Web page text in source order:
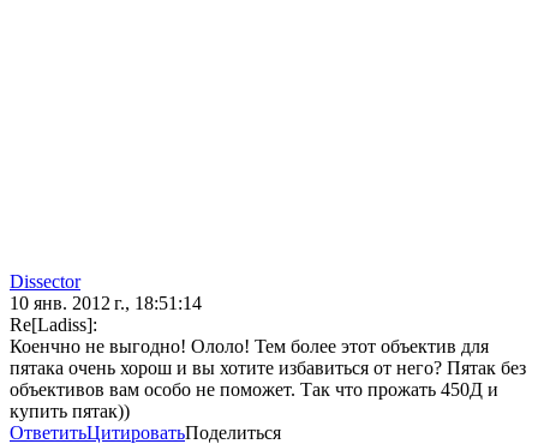
Dissector
10 янв. 2012 г., 18:51:14
Re[Ladiss]:
Коенчно не выгодно! Ололо! Тем более этот объектив для
пятака очень хорош и вы хотите избавиться от него? Пятак без
объективов вам особо не поможет. Так что прожать 450Д и
купить пятак))
ОтветитьЦитироватьПоделиться